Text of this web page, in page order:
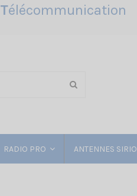
Télécommunication
RADIO PRO ANTENNES SIRIO